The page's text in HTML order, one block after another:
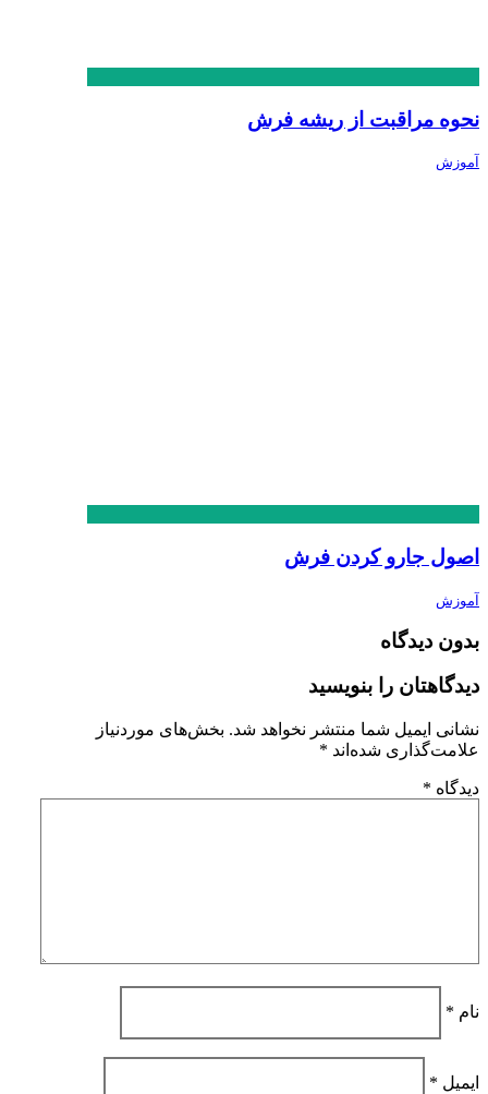
نحوه مراقبت از ریشه فرش
آموزش
اصول جارو کردن فرش
آموزش
بدون دیدگاه
دیدگاهتان را بنویسید
نشانی ایمیل شما منتشر نخواهد شد. بخش‌های موردنیاز
علامت‌گذاری شده‌اند *
دیدگاه *
نام *
ایمیل *